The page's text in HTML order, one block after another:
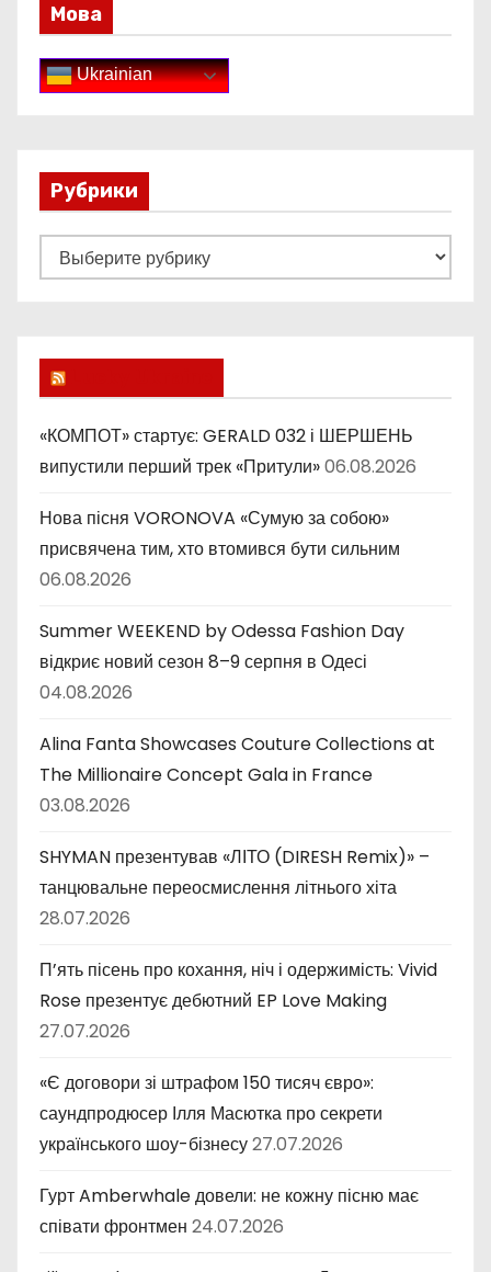
Мова
Ukrainian
Рубрики
у
к
и
«КОМПОТ» стартує: GERALD 032 і ШЕРШЕНЬ
випустили перший трек «Притули»06.08.2026
Нова пісня VORONOVA «Сумую за собою»
присвячена тим, хто втомився бути сильним
06.08.2026
Summer WEEKEND by Odessa Fashion Day
відкриє новий сезон 8–9 серпня в Одесі
04.08.2026
Alina Fanta Showcases Couture Collections at
The Millionaire Concept Gala in France
03.08.2026
SHYMAN презентував «ЛІТО (DIRESH Remix)» –
танцювальне переосмислення літнього хіта
28.07.2026
П’ять пісень про кохання, ніч і одержимість: Vivid
Rose презентує дебютний EP Love Making
27.07.2026
«Є договори зі штрафом 150 тисяч євро»:
саундпродюсер Ілля Масютка про секрети
українського шоу-бізнесу27.07.2026
Гурт Amberwhale довели: не кожну пісню має
співати фронтмен 24.07.2026